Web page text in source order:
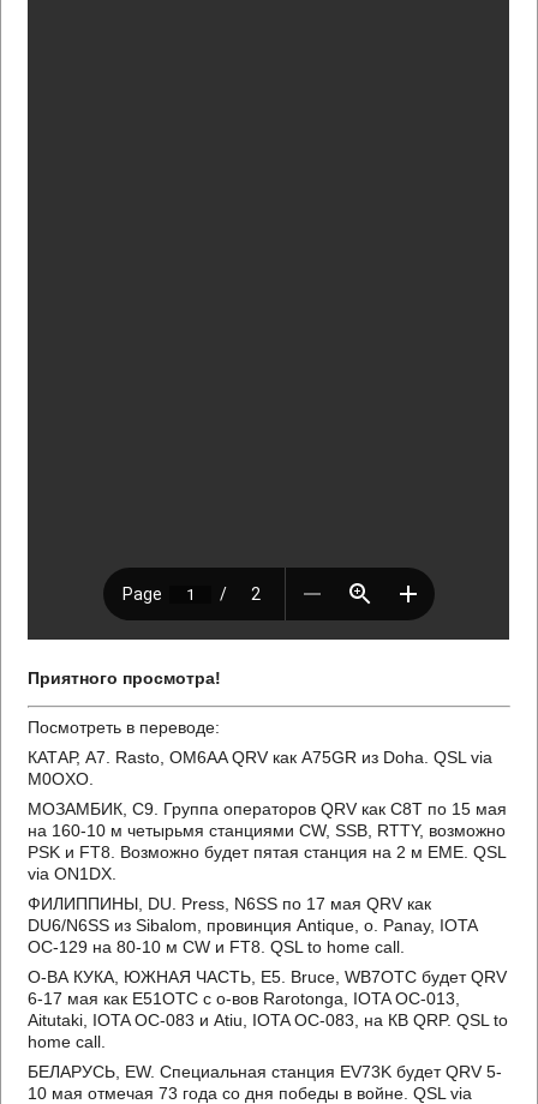
Приятного просмотра!
Посмотреть в переводе:
КАТАР, A7. Rasto, OM6AA QRV как A75GR из Doha. QSL via
M0OXO.
МОЗАМБИК, C9. Группа операторов QRV как C8T по 15 мая
на 160-10 м четырьмя станциями CW, SSB, RTTY, возможно
PSK и FT8. Возможно будет пятая станция на 2 м EME. QSL
via ON1DX.
ФИЛИППИНЫ, DU. Press, N6SS по 17 мая QRV как
DU6/N6SS из Sibalom, провинция Antique, о. Panay, IOTA
OC-129 на 80-10 м CW и FT8. QSL to home call.
О-ВА КУКА, ЮЖНАЯ ЧАСТЬ, E5. Bruce, WB7OTC будет QRV
6-17 мая как E51OTC с о-вов Rarotonga, IOTA OC-013,
Aitutaki, IOTA OC-083 и Atiu, IOTA OC-083, на КВ QRP. QSL to
home call.
БЕЛАРУСЬ, EW. Специальная станция EV73K будет QRV 5-
10 мая отмечая 73 года со дня победы в войне. QSL via